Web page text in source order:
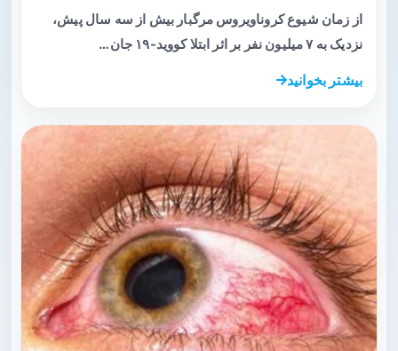
از زمان شیوع کروناویروس مرگبار بیش از سه سال پیش،
نزدیک به ۷ میلیون نفر بر اثر ابتلا کووید-۱۹ جان…
بیشتر بخوانید